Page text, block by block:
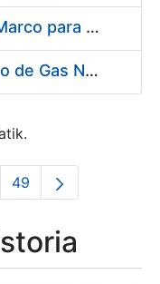
Contratación de Acuerdo Marco para el Suministro de Rodamientos y Material de Transmisiones para la Fábrica Nacional de Moneda y Timbre – Real Casa de la Moneda
Contratación del Suministro de Gas Natural para la Fábrica Nacional de Moneda y Timbre – Real Casa de Moneda, en sus centros de trabajo de Madrid y Burgos
Pages Use
Orrialdea
49